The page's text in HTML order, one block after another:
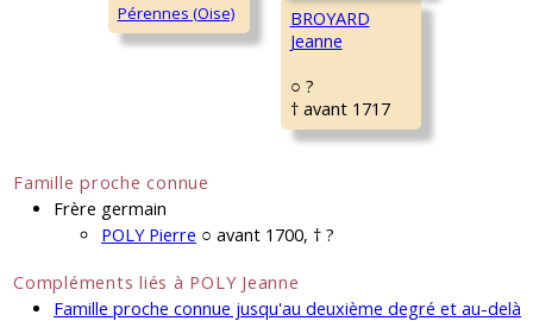
Pérennes (Oise)
BROYARD
Jeanne
○ ?
† avant 1717
Famille proche connue
Frère germain
POLY Pierre ○ avant 1700, † ?
Compléments liés à POLY Jeanne
Famille proche connue jusqu'au deuxième degré et au-delà